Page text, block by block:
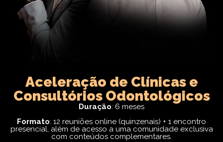
Aceleração de Clínicas e
Consultórios Odontológicos
Duração: 6 meses
Formato: 12 reuniões online (quinzenais) + 1 encontro
presencial, além de acesso a uma comunidade exclusiva
com conteúdos complementares.